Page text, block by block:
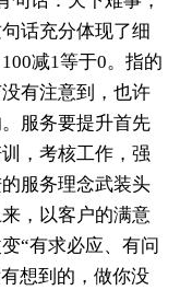
话充分体现了细
减1等于0。指的
有注意到，也许
服务要提升首先
，考核工作，强
服务理念武装头
，以客户的满意
“有求必应、有问
想到的，做你没